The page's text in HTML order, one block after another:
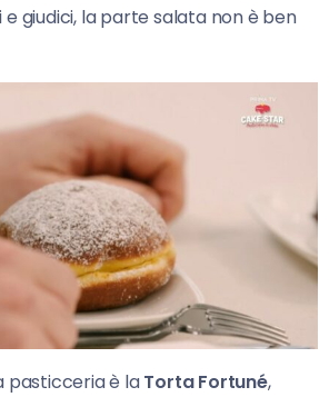
giudici, la parte salata non è ben
pasticceria è laTorta Fortuné,